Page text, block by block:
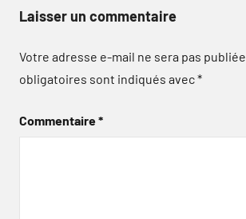
Laisser un commentaire
Votre adresse e-mail ne sera pas publiée.
obligatoires sont indiqués avec*
Commentaire*